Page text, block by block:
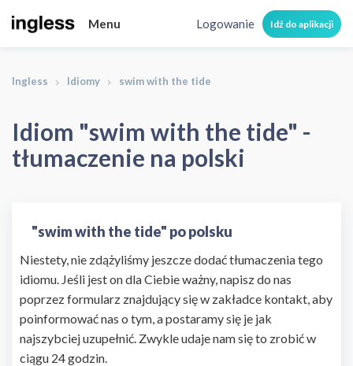
Menu Logowanie Idź do aplikacji
Ingless Idiomy swim with the tide
Idiom "swim with the tide" -
tłumaczenie na polski
"swim with the tide" po polsku
Niestety, nie zdążyliśmy jeszcze dodać tłumaczenia tego
idiomu. Jeśli jest on dla Ciebie ważny, napisz do nas
poprzez formularz znajdujący się w zakładce kontakt, aby
poinformować nas o tym, a postaramy się je jak
najszybciej uzupełnić. Zwykle udaje nam się to zrobić w
ciągu 24 godzin.